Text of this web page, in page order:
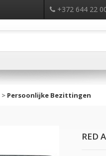
+372 644 22
> Persoonlijke Bezittingen
RED